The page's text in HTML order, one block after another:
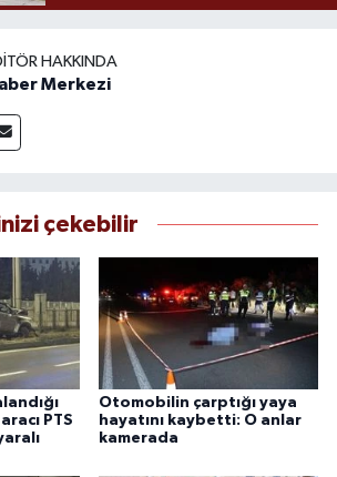
HAKKINDA
Merkezi
çekebilir
PTS
Otomobilin çarptığı yaya
hayatını kaybetti: O anlar
kamerada